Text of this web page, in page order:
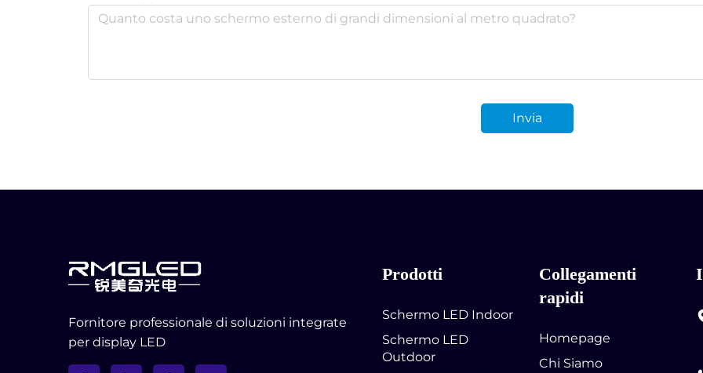
Invia
Fornitore professionale di soluzioni integrate
per display LED
Prodotti
Schermo LED Indoor
Schermo LED
Outdoor
Collegamenti
rapidi
Homepage
Chi Siamo